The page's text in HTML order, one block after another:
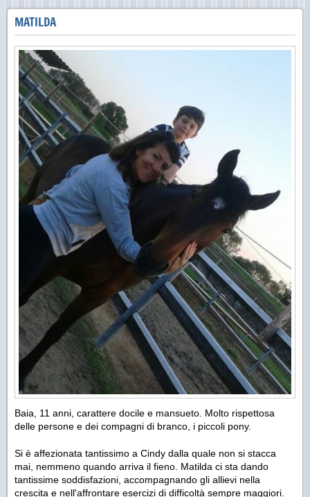
MATILDA
Baia, 11 anni, carattere docile e mansueto. Molto rispettosa
delle persone e dei compagni di branco, i piccoli pony.
Si è affezionata tantissimo a Cindy dalla quale non si stacca
mai, nemmeno quando arriva il fieno. Matilda ci sta dando
tantissime soddisfazioni, accompagnando gli allievi nella
crescita e nell'affrontare esercizi di difficoltà sempre maggiori.